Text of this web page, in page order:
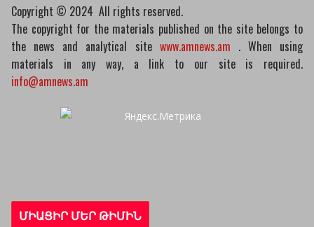
Copyright © 2024 All rights reserved.
The copyright for the materials published on the site belongs to
the news and analytical site www.amnews.am . When using
materials in any way, a link to our site is required.
info@amnews.am
ՄԻԱՑԻՐ ՄԵՐ ԹԻՄԻՆ